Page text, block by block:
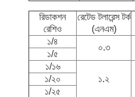
রিডাকশন
রেশিও
রেটেড টলারেন্স টর্ক
(এনএম)
১/৪
০.৩
১/৫
১/১৬
১.২
১/২০
১/২৫